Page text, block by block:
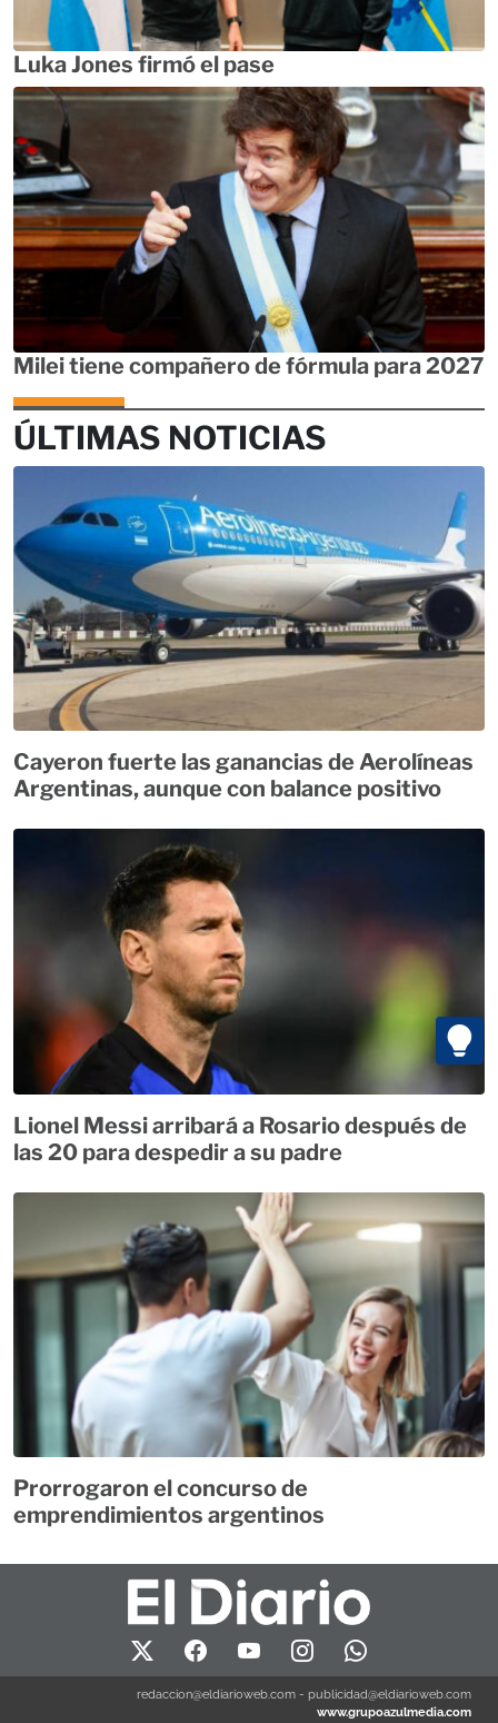
Luka Jones firmó el pase
Milei tiene compañero de fórmula para 2027
ÚLTIMAS NOTICIAS
Cayeron fuerte las ganancias de Aerolíneas
Argentinas, aunque con balance positivo
Lionel Messi arribará a Rosario después de
las 20 para despedir a su padre
Prorrogaron el concurso de
emprendimientos argentinos
redaccion@eldiarioweb.com - publicidad@eldiarioweb.com
www.grupoazulmedia.com